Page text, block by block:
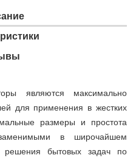
являются максимально
для применения в жестких
размеры и простота
в широчайшем
бытовых задач по